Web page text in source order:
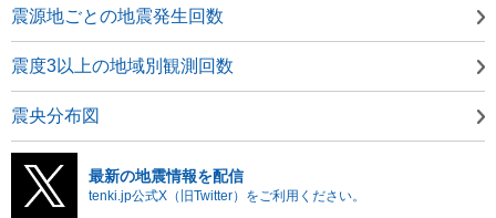
震源地ごとの地震発生回数
震度3以上の地域別観測回数
震央分布図
最新の地震情報を配信
tenki.jp公式X（旧Twitter）をご利用ください。